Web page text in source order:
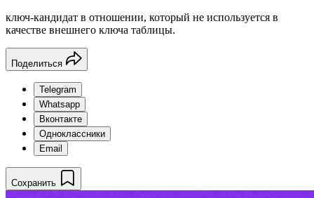
ключ-кандидат в отношении, который не используется в
качестве внешнего ключа таблицы.
Поделиться
Telegram
Whatsapp
Вконтакте
Одноклассники
Email
Сохранить